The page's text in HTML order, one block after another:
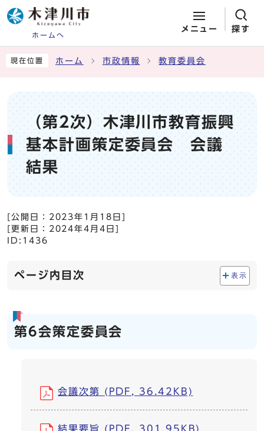
ホームへ
メニュー 探す
現在位置 ホーム 市政情報 教育委員会
（第2次）木津川市教育振興
基本計画策定委員会 会議
結果
[公開日： 2023年1月18日
[更新日： 2024年4月4日
ID:1436
ページ内目次 表示
第6会策定委員会
会議次第 (PDF, 36.42KB)
結果要旨 (PDF, 301.95KB)